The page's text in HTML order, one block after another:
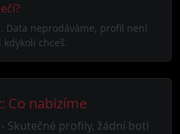
Data neprodáváme, profil není
chceš.
Co nabízíme
- Skutečné profily, žádní boti